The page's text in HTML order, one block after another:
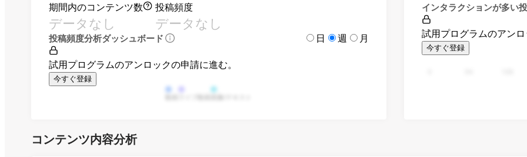
期間内のコンテンツ数
データなし
投稿頻度
データなし
投稿頻度分析ダッシュボード 日 週 月
試用プログラムのアンロックの申請に進む。
今すぐ登録
インタラクションが多い
試用プログラムのアンロ
今すぐ登録
コンテンツ内容分析